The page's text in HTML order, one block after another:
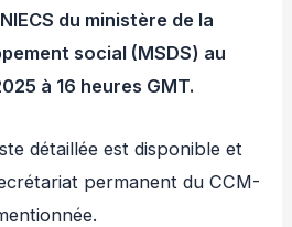
du ministère de la
social (MSDS) au
à 16 heures GMT.
détaillée est disponible et
permanent du CCM-